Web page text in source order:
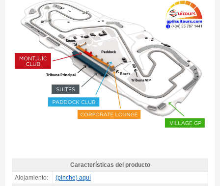
Pase VIP MotoGP Garden Club 2027 - Características del producto
Características del producto
Alojamiento:
(pinche) aquí